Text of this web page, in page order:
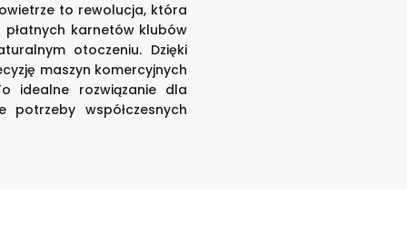
to rewolucja, która
płatnych karnetów klubów
otoczeniu. Dzięki
maszyn komercyjnych
idealne rozwiązanie dla
współczesnych